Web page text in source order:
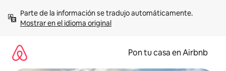
contenidoMostrar en el idioma original
Pon tu casa en Airbnb